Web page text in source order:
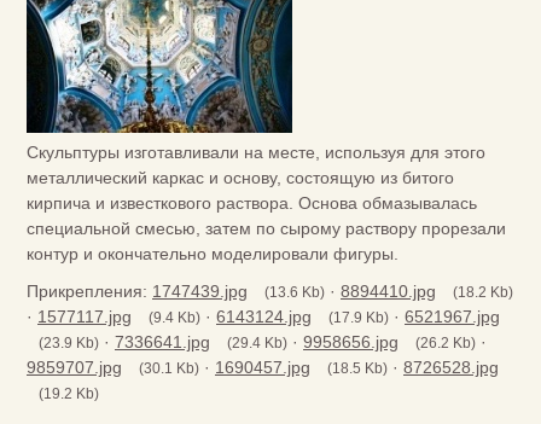
Скульптуры изготавливали на месте, используя для этого
металлический каркас и основу, состоящую из битого
кирпича и известкового раствора. Основа обмазывалась
специальной смесью, затем по сырому раствору прорезали
контур и окончательно моделировали фигуры.
Прикрепления: 1747439.jpg (13.6 Kb) · 8894410.jpg (18.2 Kb)
· 1577117.jpg (9.4 Kb) · 6143124.jpg (17.9 Kb) · 6521967.jpg
(23.9 Kb) · 7336641.jpg (29.4 Kb) · 9958656.jpg (26.2 Kb) ·
9859707.jpg
(30.1 Kb) · 1690457.jpg (18.5 Kb) · 8726528.jpg
(19.2 Kb)